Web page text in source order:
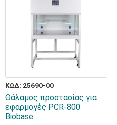
ΚΩΔ: 25690-00
Θάλαμος προστασίας για
εφαρμογές PCR-800
Biobase